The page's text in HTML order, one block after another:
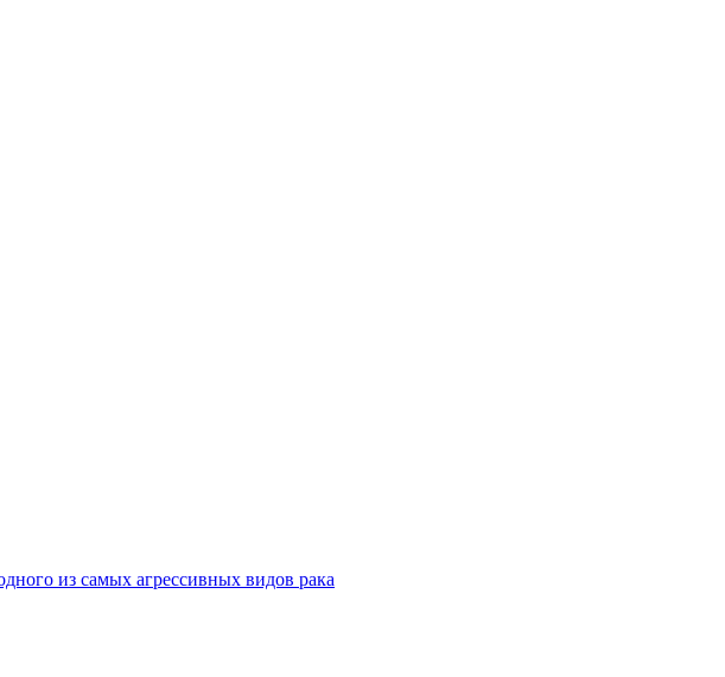
из самых агрессивных видов рака